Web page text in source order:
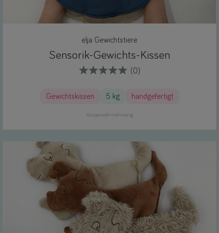
elja Gewichtstiere
Sensorik-Gewichts-Kissen
(0)
Gewichtskissen 5 kg handgefertigt
Körperwahrnehmung